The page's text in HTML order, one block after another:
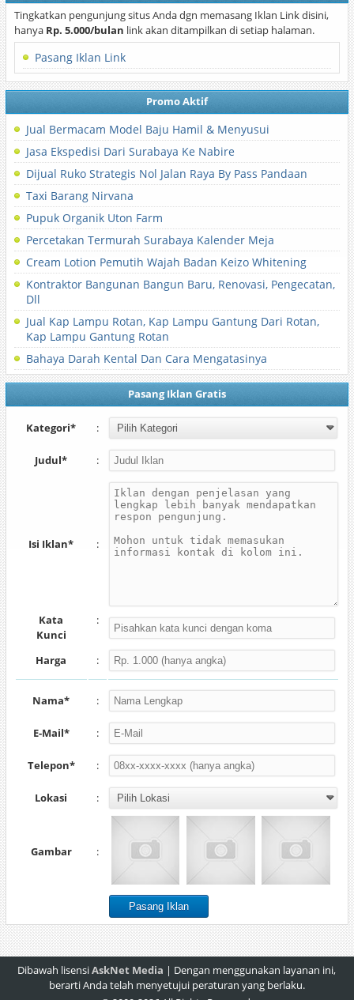
Tingkatkan pengunjung situs Anda dgn memasang Iklan Link disini,
hanya Rp. 5.000/bulan link akan ditampilkan di setiap halaman.
Pasang Iklan Link
Promo Aktif
Jual Bermacam Model Baju Hamil & Menyusui
Jasa Ekspedisi Dari Surabaya Ke Nabire
Dijual Ruko Strategis Nol Jalan Raya By Pass Pandaan
Taxi Barang Nirvana
Pupuk Organik Uton Farm
Percetakan Termurah Surabaya Kalender Meja
Cream Lotion Pemutih Wajah Badan Keizo Whitening
Kontraktor Bangunan Bangun Baru, Renovasi, Pengecatan,
Dll
Jual Kap Lampu Rotan, Kap Lampu Gantung Dari Rotan,
Kap Lampu Gantung Rotan
Bahaya Darah Kental Dan Cara Mengatasinya
Pasang Iklan Gratis
Kategori* :
Judul* :
Isi Iklan* :
Kata
Kunci
:
Harga :
Nama* :
E-Mail* :
Telepon* :
Lokasi :
Gambar :
Dibawah lisensiAskNet Media | Dengan menggunakan layanan ini,
berarti Anda telah menyetujui peraturan yang berlaku.